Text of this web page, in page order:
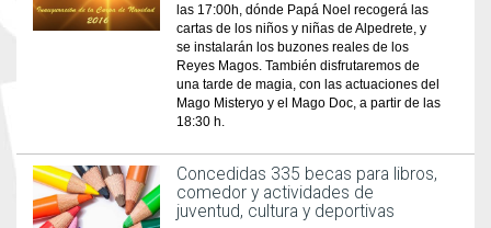
las 17:00h, dónde Papá Noel recogerá las
cartas de los niños y niñas de Alpedrete, y
se instalarán los buzones reales de los
Reyes Magos. También disfrutaremos de
una tarde de magia, con las actuaciones del
Mago Misteryo y el Mago Doc, a partir de las
18:30 h.
Concedidas 335 becas para libros,
comedor y actividades de
juventud, cultura y deportivas